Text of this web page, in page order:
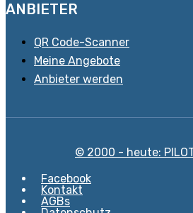
ANBIETER
QR Code-Scanner
Meine Angebote
Anbieter werden
© 2000 - heute:
Facebook
Kontakt
AGBs